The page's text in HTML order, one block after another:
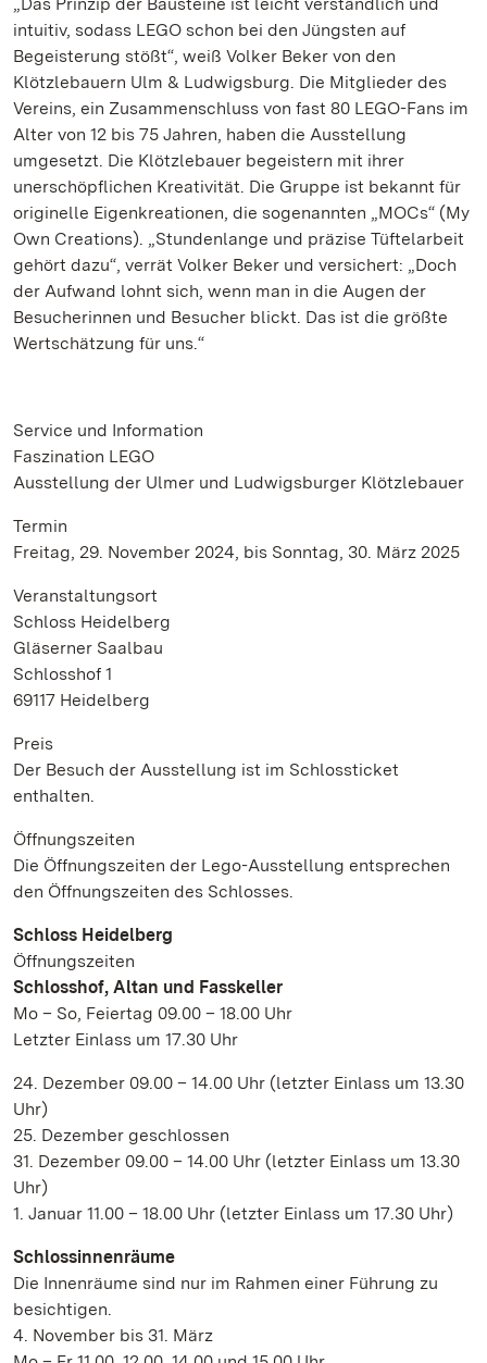
intuitiv, sodass LEGO schon bei den Jüngsten auf
Begeisterung stößt“, weiß Volker Beker von den
Klötzlebauern Ulm & Ludwigsburg. Die Mitglieder des
Vereins, ein Zusammenschluss von fast 80 LEGO-Fans im
Alter von 12 bis 75 Jahren, haben die Ausstellung
umgesetzt. Die Klötzlebauer begeistern mit ihrer
unerschöpflichen Kreativität. Die Gruppe ist bekannt für
originelle Eigenkreationen, die sogenannten „MOCs“ (My
Own Creations). „Stundenlange und präzise Tüftelarbeit
gehört dazu“, verrät Volker Beker und versichert: „Doch
der Aufwand lohnt sich, wenn man in die Augen der
Besucherinnen und Besucher blickt. Das ist die größte
Wertschätzung für uns.“
Service und Information
Faszination LEGO
Ausstellung der Ulmer und Ludwigsburger Klötzlebauer
Termin
Freitag, 29. November 2024, bis Sonntag, 30. März 2025
Veranstaltungsort
Schloss Heidelberg
Gläserner Saalbau
Schlosshof 1
69117 Heidelberg
Preis
Der Besuch der Ausstellung ist im Schlossticket
enthalten.
Öffnungszeiten
Die Öffnungszeiten der Lego-Ausstellung entsprechen
den Öffnungszeiten des Schlosses.
Schloss Heidelberg
Öffnungszeiten
Schlosshof, Altan und Fasskeller
Mo – So, Feiertag 09.00 – 18.00 Uhr
Letzter Einlass um 17.30 Uhr
24. Dezember 09.00 – 14.00 Uhr (letzter Einlass um 13.30
Uhr)
25. Dezember geschlossen
31. Dezember 09.00 – 14.00 Uhr (letzter Einlass um 13.30
Uhr)
1. Januar 11.00 – 18.00 Uhr (letzter Einlass um 17.30 Uhr)
Schlossinnenräume
Die Innenräume sind nur im Rahmen einer Führung zu
besichtigen.
4. November bis 31. März